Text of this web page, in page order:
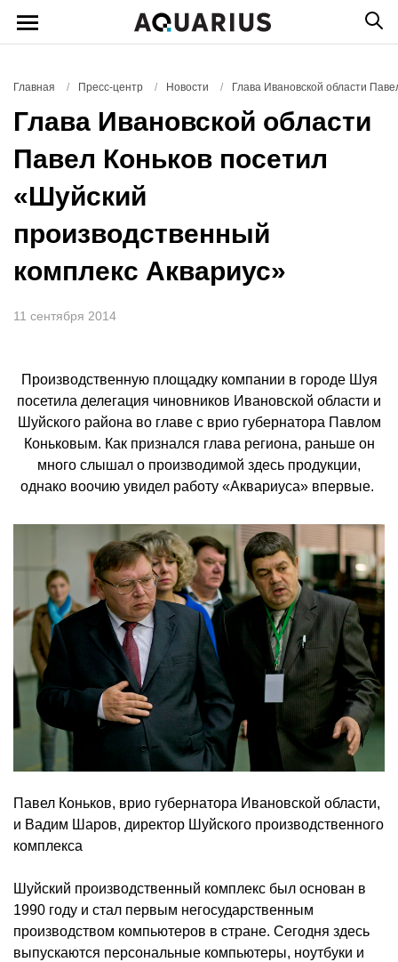
Главная / Пресс-центр / Новости / Глава Ивановской области
Глава Ивановской области
Павел Коньков посетил
«Шуйский
производственный
комплекс Аквариус»
11 сентября 2014
Производственную площадку компании в городе Шуя
посетила делегация чиновников Ивановской области и
Шуйского района во главе с врио губернатора Павлом
Коньковым. Как признался глава региона, раньше он
много слышал о производимой здесь продукции,
однако воочию увидел работу «Аквариуса» впервые.
Павел Коньков, врио губернатора Ивановской области,
и Вадим Шаров, директор Шуйского производственного
комплекса
Шуйский производственный комплекс был основан в
1990 году и стал первым негосударственным
производством компьютеров в стране. Сегодня здесь
выпускаются персональные компьютеры, ноутбуки и